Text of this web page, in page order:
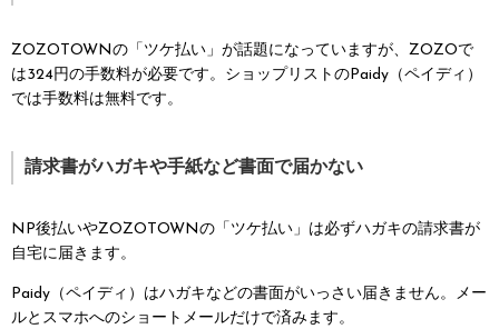
ZOZOTOWNの「ツケ払い」が話題になっていますが、ZOZOで
は324円の手数料が必要です。ショップリストのPaidy（ペイディ）
では手数料は無料です。
請求書がハガキや手紙など書面で届かない
NP後払いやZOZOTOWNの「ツケ払い」は必ずハガキの請求書が
自宅に届きます。
Paidy（ペイディ）はハガキなどの書面がいっさい届きません。メー
ルとスマホへのショートメールだけで済みます。